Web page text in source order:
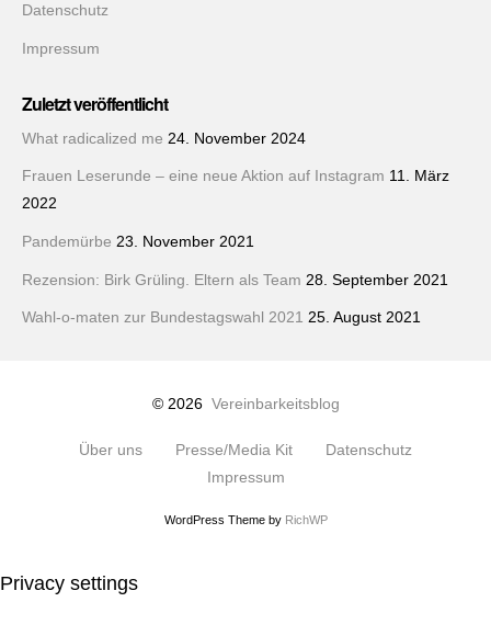
Datenschutz
Impressum
Zuletzt veröffentlicht
What radicalized me 24. November 2024
Frauen Leserunde – eine neue Aktion auf Instagram 11. März
2022
Pandemürbe 23. November 2021
Rezension: Birk Grüling. Eltern als Team 28. September 2021
Wahl-o-maten zur Bundestagswahl 2021 25. August 2021
© 2026 Vereinbarkeitsblog
Über uns Presse/Media Kit
Datenschutz
Impressum
WordPress Theme by RichWP
Privacy settings